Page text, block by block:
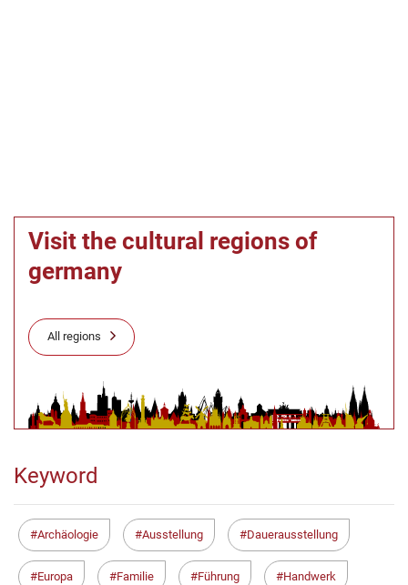
Visit the cultural regions of
germany
All regions
Keyword
Archäologie Ausstellung Dauerausstellung
Europa Familie Führung Handwerk